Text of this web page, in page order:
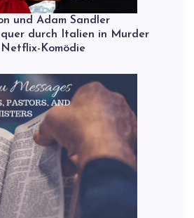
und Adam Sandler
durch Italien in Murder
Komödie